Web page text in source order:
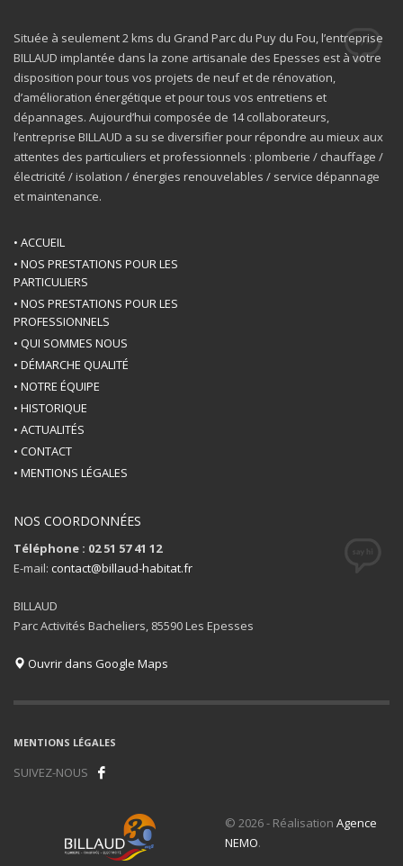
Située à seulement 2 kms du Grand Parc du Puy du Fou, l’entreprise
BILLAUD implantée dans la zone artisanale des Epesses est à votre
disposition pour tous vos projets de neuf et de rénovation,
d’amélioration énergétique et pour tous vos entretiens et
dépannages. Aujourd’hui composée de 14 collaborateurs,
l’entreprise BILLAUD a su se diversifier pour répondre au mieux aux
attentes des particuliers et professionnels : plomberie / chauffage /
électricité / isolation / énergies renouvelables / service dépannage
et maintenance.
• ACCUEIL
• NOS PRESTATIONS POUR LES
PARTICULIERS
• NOS PRESTATIONS POUR LES
PROFESSIONNELS
• QUI SOMMES NOUS
• DÉMARCHE QUALITÉ
• NOTRE ÉQUIPE
• HISTORIQUE
• ACTUALITÉS
• CONTACT
• MENTIONS LÉGALES
NOS COORDONNÉES
Téléphone : 02 51 57 41 12
E-mail: contact@billaud-habitat.fr
BILLAUD
Parc Activités Bacheliers, 85590 Les Epesses
Ouvrir dans Google Maps
MENTIONS LÉGALES
SUIVEZ-NOUS
© 2026 - Réalisation Agence
NEMO.